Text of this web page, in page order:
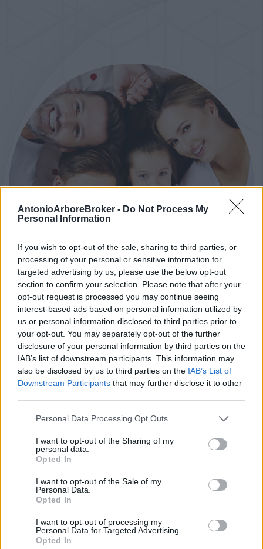
AntonioArboreBroker - Do Not Process My
Personal Information
If you wish to opt-out of the sale, sharing to third parties, or
processing of your personal or sensitive information for
targeted advertising by us, please use the below opt-out
section to confirm your selection. Please note that after your
opt-out request is processed you may continue seeing
interest-based ads based on personal information utilized by
us or personal information disclosed to third parties prior to
your opt-out. You may separately opt-out of the further
disclosure of your personal information by third parties on the
IAB’s list of downstream participants. This information may
also be disclosed by us to third parties on the IAB’s List of
Downstream Participants that may further disclose it to other
Please note that this website/app uses one or more Google
not limited to your visit or usage behaviour. You may click to
grant or deny consent to Google and its third-party tags to
use your data for below specified purposes in below Google
consent section.
Personal Data Processing Opt Outs
I want to opt-out of the Sharing of my
personal data.
Opted In
I want to opt-out of the Sale of my
Personal Data.
Opted In
I want to opt-out of processing my
Personal Data for Targeted Advertising.
Opted In
COMPILA IL FORM
Fissa un appuntamento
professionalità